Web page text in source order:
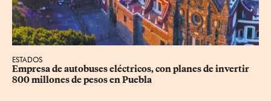
ESTADOS
Empresa de autobuses eléctricos, con planes de invertir
800 millones de pesos en Puebla